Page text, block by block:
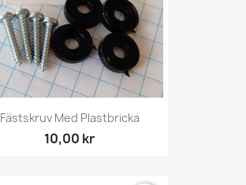
Fästskruv Med Plastbricka
10,00 kr